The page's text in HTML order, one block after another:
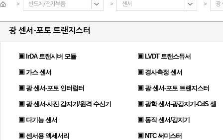
> 반도체/전자부품 > 센서 > 광
광 센서-포토 트랜지스터
▣ IrDA 트랜시버 모듈 ▣ LVDT 트랜스듀서
▣ 가스 센서 ▣ 경사측정 센서
▣ 광 센서-포토 인터럽터 ▣ 광 센서-포토 트랜지스터
▣ 광 센서-사진 감지기/원격 수신기 ▣ 광학 센서-광감지기-CdS 셀
▣ 다기능 센서 ▣ 동작 센서/감지기
▣ 센서용 액세서리 ▣ NTC 써미스터